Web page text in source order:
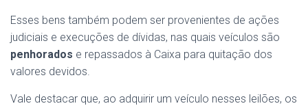
Esses bens também podem ser provenientes de ações
judiciais e execuções de dívidas, nas quais veículos são
penhorados e repassados à Caixa para quitação dos
valores devidos.
Vale destacar que, ao adquirir um veículo nesses leilões, os